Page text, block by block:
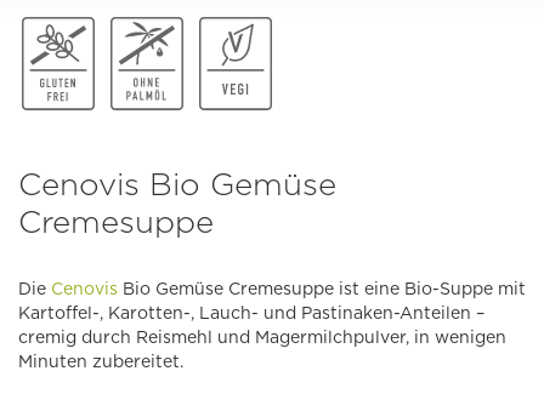
Cenovis Bio Gemüse
Cremesuppe
Die Cenovis Bio Gemüse Cremesuppe ist eine Bio-Suppe mit
Kartoffel-, Karotten-, Lauch- und Pastinaken-Anteilen –
cremig durch Reismehl und Magermilchpulver, in wenigen
Minuten zubereitet.